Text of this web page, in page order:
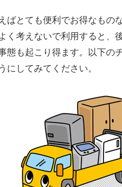
ばとても便利でお得なもの
く考えないで利用すると、
態も起こり得ます。以下の
にしてみてください。